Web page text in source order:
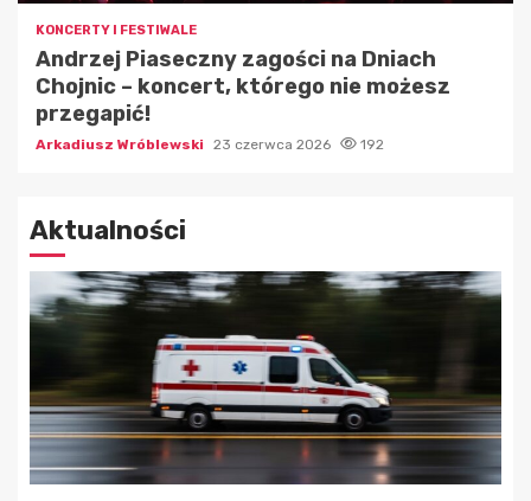
KONCERTY I FESTIWALE
Andrzej Piaseczny zagości na Dniach
Chojnic – koncert, którego nie możesz
przegapić!
Arkadiusz Wróblewski 23 czerwca 2026 192
Aktualności